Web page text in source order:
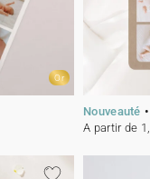
Or
Nouveauté
A partir de